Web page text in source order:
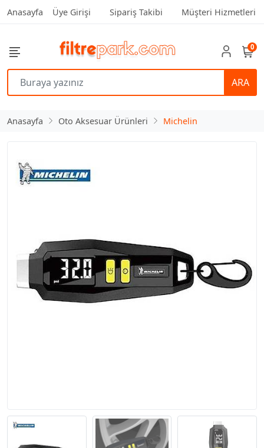
Anasayfa Üye Girişi Sipariş Takibi Müşteri Hizmetleri
ARA
0
Anasayfa Oto Aksesuar Ürünleri Michelin